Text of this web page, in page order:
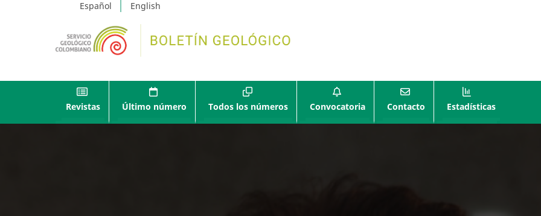
Español English
Revistas Último número Todos los números Convocatoria Contacto Estadísticas